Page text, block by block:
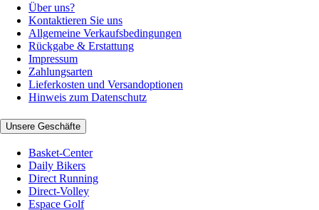
Über uns?
Kontaktieren Sie uns
Allgemeine Verkaufsbedingungen
Rückgabe & Erstattung
Impressum
Zahlungsarten
Lieferkosten und Versandoptionen
Hinweis zum Datenschutz
Unsere Geschäfte
Basket-Center
Daily Bikers
Direct Running
Direct-Volley
Espace Golf